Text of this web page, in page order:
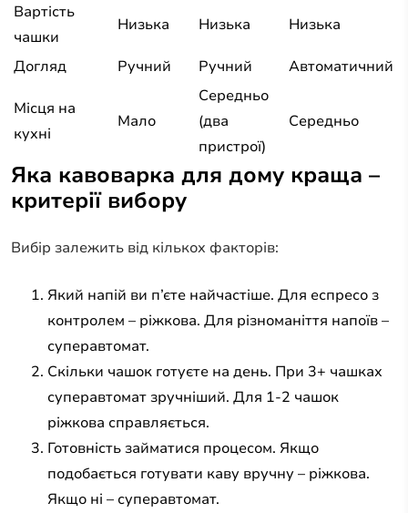
Вартість
чашки
Низька Низька Низька
Догляд Ручний Ручний Автоматичний
Місця на
кухні
Мало
Середньо
(два
пристрої)
Середньо
Яка кавоварка для дому краща –
критерії вибору
Вибір залежить від кількох факторів:
Який напій ви п’єте найчастіше. Для еспресо з
контролем – ріжкова. Для різноманіття напоїв –
суперавтомат.
Скільки чашок готуєте на день. При 3+ чашках
суперавтомат зручніший. Для 1-2 чашок
ріжкова справляється.
Готовність займатися процесом. Якщо
подобається готувати каву вручну – ріжкова.
Якщо ні – суперавтомат.